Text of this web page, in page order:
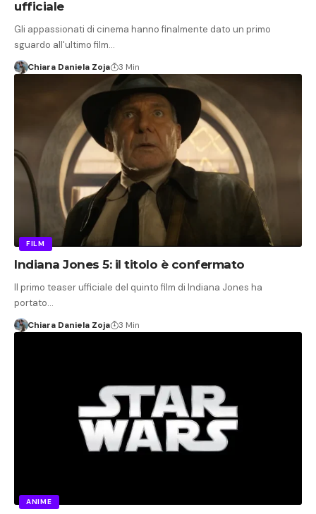
ufficiale
Gli appassionati di cinema hanno finalmente dato un primo
sguardo all'ultimo film…
Chiara Daniela Zoja 3 Min
FILM
Indiana Jones 5: il titolo è confermato
Il primo teaser ufficiale del quinto film di Indiana Jones ha
portato…
Chiara Daniela Zoja 3 Min
ANIME